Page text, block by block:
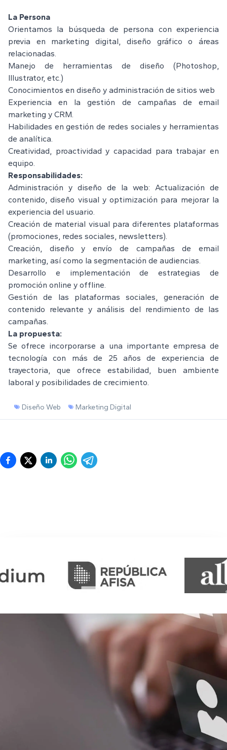
La Persona
Orientamos la búsqueda de persona con experiencia
previa en marketing digital, diseño gráfico o áreas
relacionadas.
Manejo de herramientas de diseño (Photoshop,
Illustrator, etc.)
Conocimientos en diseño y administración de sitios web
Experiencia en la gestión de campañas de email
marketing y CRM.
Habilidades en gestión de redes sociales y herramientas
de analítica.
Creatividad, proactividad y capacidad para trabajar en
equipo.
Responsabilidades:
Administración y diseño de la web: Actualización de
contenido, diseño visual y optimización para mejorar la
experiencia del usuario.
Creación de material visual para diferentes plataformas
(promociones, redes sociales, newsletters).
Creación, diseño y envío de campañas de email
marketing, así como la segmentación de audiencias.
Desarrollo e implementación de estrategias de
promoción online y offline.
Gestión de las plataformas sociales, generación de
contenido relevante y análisis del rendimiento de las
campañas.
La propuesta:
Se ofrece incorporarse a una importante empresa de
tecnología con más de 25 años de experiencia de
trayectoria, que ofrece estabilidad, buen ambiente
laboral y posibilidades de crecimiento.
Diseño Web Marketing Digital